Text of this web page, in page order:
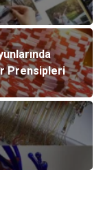
Prensipleri